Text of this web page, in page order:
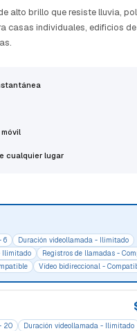
alto brillo que resiste lluvia,
casas individuales, edificios
cualquier lugar
6
Duración videollamada - Ilimitado
Ilimitado
Registros de llamadas -
Vídeo bidireccional -
20
Duración videollamada - Ilimitado